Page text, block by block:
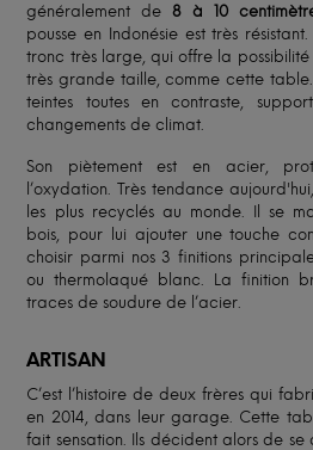
généralement de8 à 10
pousse en Indonésie est très
tronc très large, qui offre la
très grande taille, comme cette
teintes toutes en contraste,
changements de climat.
Son piètement est en acier,
l’oxydation. Très tendance
les plus recyclés au monde. Il se
bois, pour lui ajouter une touche
choisir parmi nos 3 finitions
ou thermolaqué blanc. La finition
traces de soudure de l’acier.
ARTISAN
C’est l’histoire de deux frères qui
en 2014, dans leur garage. Cette
fait sensation. Ils décident alors de